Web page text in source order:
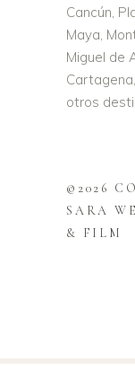
Cancún,
Maya,
Miguel de
otros
©2026
SARA
& FILM